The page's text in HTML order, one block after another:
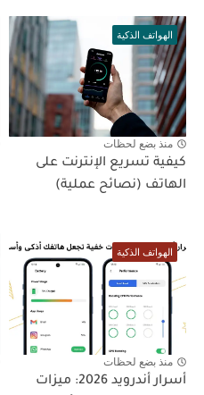
الهواتف الذكية
منذ بضع لحظات
كيفية تسريع الإنترنت على
الهاتف (نصائح عملية)
الهواتف الذكية
منذ بضع لحظات
أسرار أندرويد 2026: ميزات